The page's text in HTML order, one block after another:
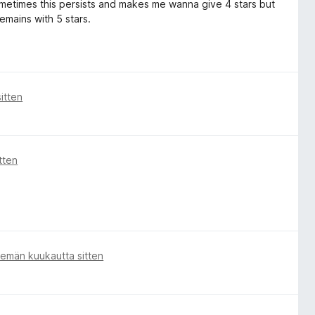
this persists and makes me wanna give 4 stars but
with 5 stars.
kuukautta sitten